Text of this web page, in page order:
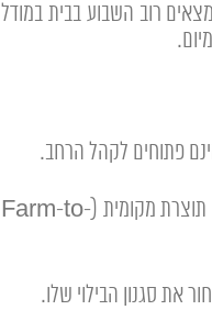
רוב השבוע בבית במודל
פתוחים לקהל הרחב.
מעבר לאירועי Zero Waste כסטנדרט בסיסי, שימוש בכלים רב-פעמיים או מתכלים יוקרתיים, וקייטרינג מבוסס תוצרת מקומית (Farm-to-